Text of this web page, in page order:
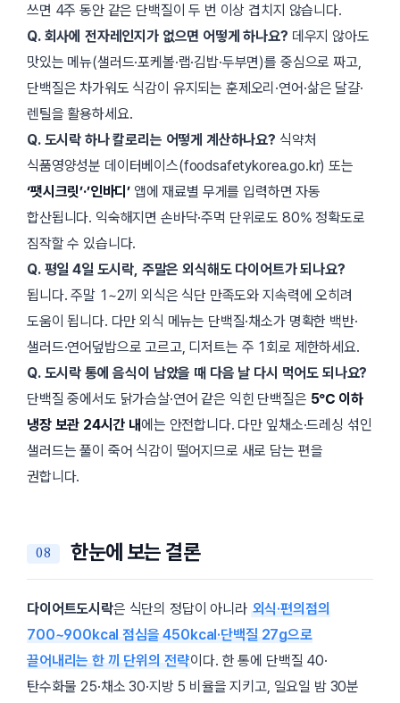
쓰면 4주 동안 같은 단백질이 두 번 이상 겹치지 않습니다.
Q. 회사에 전자레인지가 없으면 어떻게 하나요? 데우지 않아도
맛있는 메뉴(샐러드·포케볼·랩·김밥·두부면)를 중심으로 짜고,
단백질은 차가워도 식감이 유지되는 훈제오리·연어·삶은 달걀·
렌틸을 활용하세요.
Q. 도시락 하나 칼로리는 어떻게 계산하나요? 식약처
식품영양성분 데이터베이스(foodsafetykorea.go.kr) 또는
‘팻시크릿’·’인바디’ 앱에 재료별 무게를 입력하면 자동
합산됩니다. 익숙해지면 손바닥·주먹 단위로도 80% 정확도로
짐작할 수 있습니다.
Q. 평일 4일 도시락, 주말은 외식해도 다이어트가 되나요?
됩니다. 주말 1~2끼 외식은 식단 만족도와 지속력에 오히려
도움이 됩니다. 다만 외식 메뉴는 단백질·채소가 명확한 백반·
샐러드·연어덮밥으로 고르고, 디저트는 주 1회로 제한하세요.
Q. 도시락 통에 음식이 남았을 때 다음 날 다시 먹어도 되나요?
단백질 중에서도 닭가슴살·연어 같은 익힌 단백질은 5℃ 이하
냉장 보관 24시간 내에는 안전합니다. 다만 잎채소·드레싱 섞인
샐러드는 풀이 죽어 식감이 떨어지므로 새로 담는 편을
권합니다.
한눈에 보는 결론
다이어트도시락은 식단의 정답이 아니라 외식·편의점의
700~900kcal 점심을 450kcal·단백질 27g으로
끌어내리는 한 끼 단위의 전략이다. 한 통에 단백질 40·
탄수화물 25·채소 30·지방 5 비율을 지키고, 일요일 밤 30분